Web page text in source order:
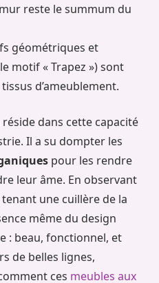
reste le summum du
géométriques et
motif « Trapez ») sont
d’ameublement.
réside dans cette capacité
Il a su dompter les
pour les rendre
leur âme. En observant
une cuillère de la
même du design
: beau, fonctionnel, et
de belles lignes,
ces meubles aux